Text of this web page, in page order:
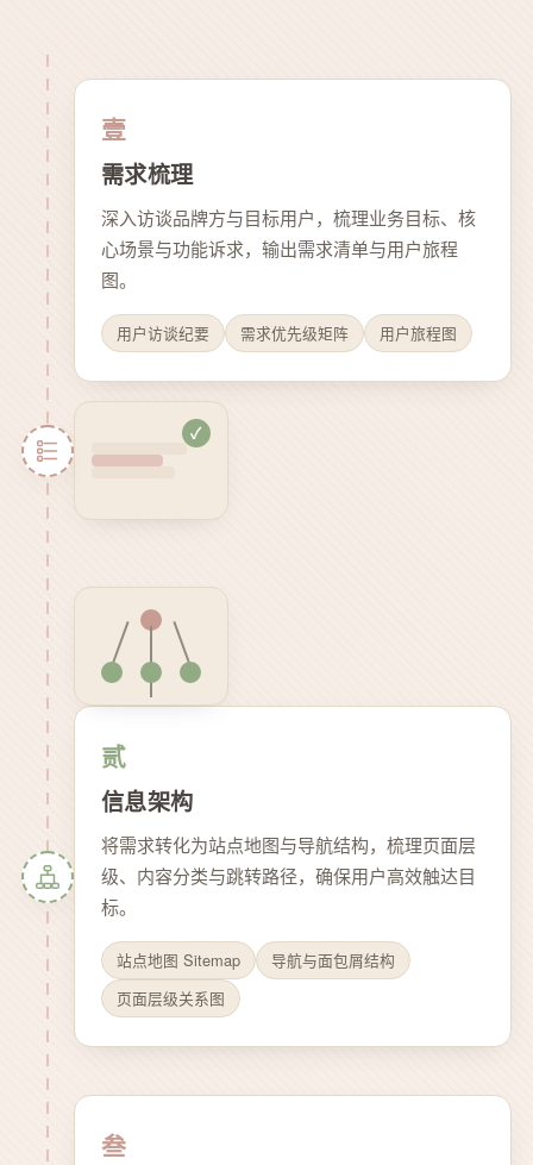
壹
需求梳理
深入访谈品牌方与目标用户，梳理业务目标、核
心场景与功能诉求，输出需求清单与用户旅程
图。
用户访谈纪要 需求优先级矩阵 用户旅程图
✓
贰
信息架构
将需求转化为站点地图与导航结构，梳理页面层
级、内容分类与跳转路径，确保用户高效触达目
标。
站点地图 Sitemap
导航与面包屑结构
页面层级关系图
叁